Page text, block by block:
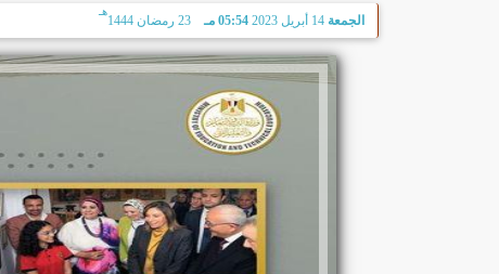
الجمعة 14 أبريل 2023 05:54 مـ 23 رمضان 1444
هـ